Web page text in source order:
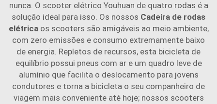
nunca. O scooter elétrico Youhuan de quatro rodas é a
solução ideal para isso. Os nossos Cadeira de rodas
elétrica os scooters são amigáveis ao meio ambiente,
com zero emissões e consumo extremamente baixo
de energia. Repletos de recursos, esta bicicleta de
equilíbrio possui pneus com ar e um quadro leve de
alumínio que facilita o deslocamento para jovens
condutores e torna a bicicleta o seu companheiro de
viagem mais conveniente até hoje; nossos scooters